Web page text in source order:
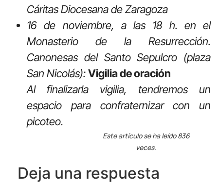
Cáritas Diocesana de Zaragoza
16 de noviembre, a las 18 h. en el
Monasterio de la Resurrección.
Canonesas del Santo Sepulcro (plaza
San Nicolás):Vigilia de oración
Al finalizarla vigilia, tendremos un
espacio para confraternizar con un
picoteo.
Este artículo se ha leído 836
veces.
Deja una respuesta